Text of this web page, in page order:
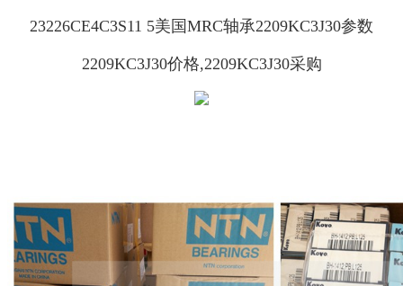
23226CE4C3S11 5美国MRC轴承2209KC3J30参数
2209KC3J30价格,2209KC3J30采购